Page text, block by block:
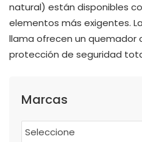
natural) están disponibles
elementos más exigentes.
llama ofrecen un quemador
protección de seguridad
Marcas
Seleccione